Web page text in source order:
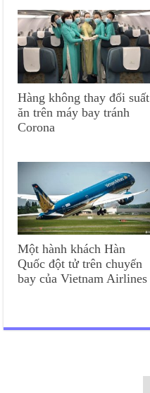
Hàng không thay đổi suất
ăn trên máy bay tránh
Corona
Một hành khách Hàn
Quốc đột tử trên chuyến
bay của Vietnam Airlines